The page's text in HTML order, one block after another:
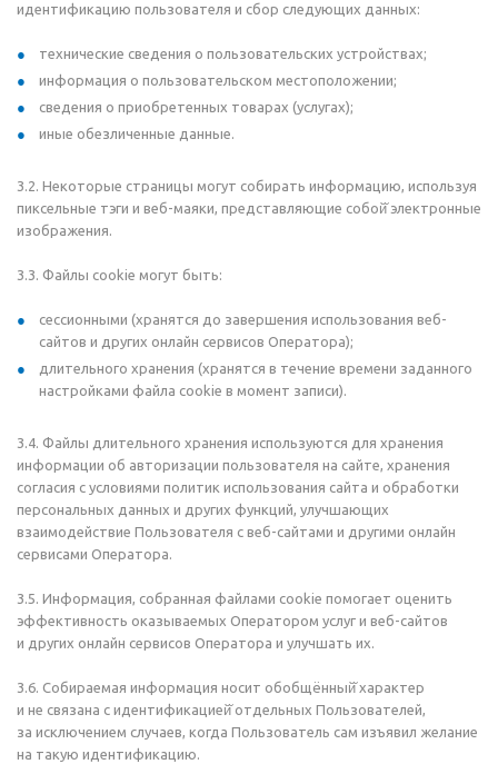
идентификацию пользователя и сбор следующих данных:
технические сведения о пользовательских устройствах;
информация о пользовательском местоположении;
сведения о приобретенных товарах (услугах);
иные обезличенные данные.
3.2. Некоторые страницы могут собирать информацию, используя
пиксельные тэги и веб-маяки, представляющие собой̆ электронные
изображения.
3.3. Файлы cookie могут быть:
сессионными (хранятся до завершения использования веб-
сайтов и других онлайн сервисов Оператора);
длительного хранения (хранятся в течение времени заданного
настройками файла cookie в момент записи).
3.4. Файлы длительного хранения используются для хранения
информации об авторизации пользователя на сайте, хранения
согласия с условиями политик использования сайта и обработки
персональных данных и других функций, улучшающих
взаимодействие Пользователя с веб-сайтами и другими онлайн
сервисами Оператора.
3.5. Информация, собранная файлами cookie помогает оценить
эффективность оказываемых Оператором услуг и веб-сайтов
и других онлайн сервисов Оператора и улучшать их.
3.6. Собираемая информация носит обобщённый̆ характер
и не связана с идентификацией̆ отдельных Пользователей,
за исключением случаев, когда Пользователь сам изъявил желание
на такую идентификацию.